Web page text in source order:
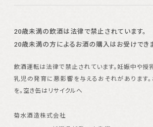
20歳未満の飲酒は法律で禁止されています。
20歳未満の方によるお酒の購入はお受けでき
飲酒運転は法律で禁止されています。妊娠中や授
乳児の発育に悪影響を与えるおそれがあります。
を。空き缶はリサイクルへ
菊水酒造株式会社